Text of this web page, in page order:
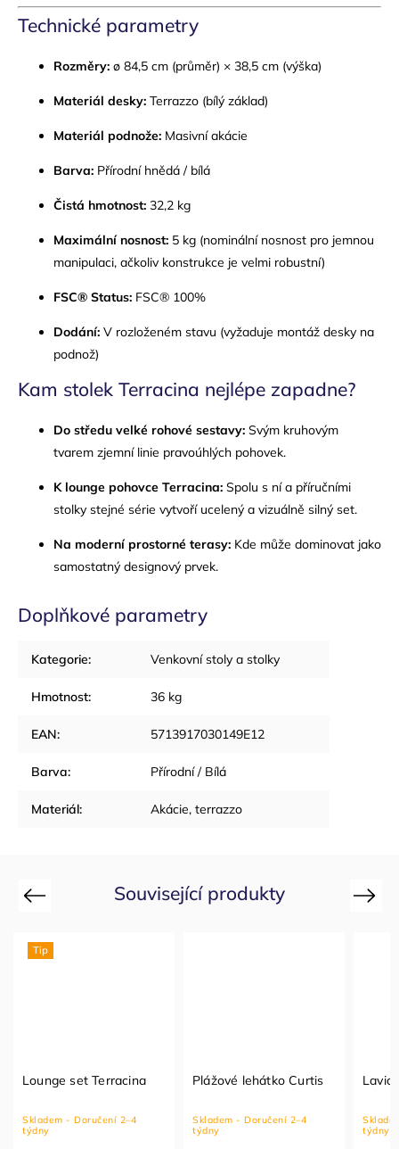
Technické parametry
Rozměry: ø 84,5 cm (průměr) × 38,5 cm (výška)
Materiál desky: Terrazzo (bílý základ)
Materiál podnože: Masivní akácie
Barva: Přírodní hnědá / bílá
Čistá hmotnost: 32,2 kg
Maximální nosnost: 5 kg (nominální nosnost pro jemnou
manipulaci, ačkoliv konstrukce je velmi robustní)
FSC® Status: FSC® 100%
Dodání: V rozloženém stavu (vyžaduje montáž desky na
podnož)
Kam stolek Terracina nejlépe zapadne?
Do středu velké rohové sestavy: Svým kruhovým
tvarem zjemní linie pravoúhlých pohovek.
K lounge pohovce Terracina: Spolu s ní a příručními
stolky stejné série vytvoří ucelený a vizuálně silný set.
Na moderní prostorné terasy: Kde může dominovat jako
samostatný designový prvek.
Doplňkové parametry
Kategorie: Venkovní stoly a stolky
Hmotnost: 36 kg
EAN: 5713917030149E12
Barva: Přírodní / Bílá
Materiál: Akácie, terrazzo
Související produkty
Previous
Tip
Lounge set Terracina
Skladem - Doručení 2–4
týdny
Plážové lehátko Curtis
Skladem - Doručení 2–4
týdny
týdny
Next